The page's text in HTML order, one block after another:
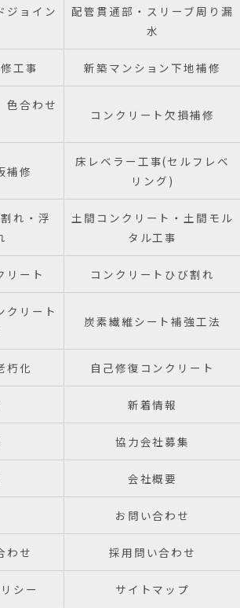
ジョイン
配管貫通部・スリーブ周り漏
水
工事 新築マンション下地補修
合わせ
コンクリート欠損補修
補修
床レベラー工事(セルフレベ
リング)
れ・浮
土間コンクリート・土間モル
タル工事
リート コンクリートひび割れ
クリート
炭素繊維シート補強工法
朽化 自己修復コンクリート
新着情報
協力会社募集
会社概要
お問い合わせ
わせ 採用問い合わせ
シー サイトマップ